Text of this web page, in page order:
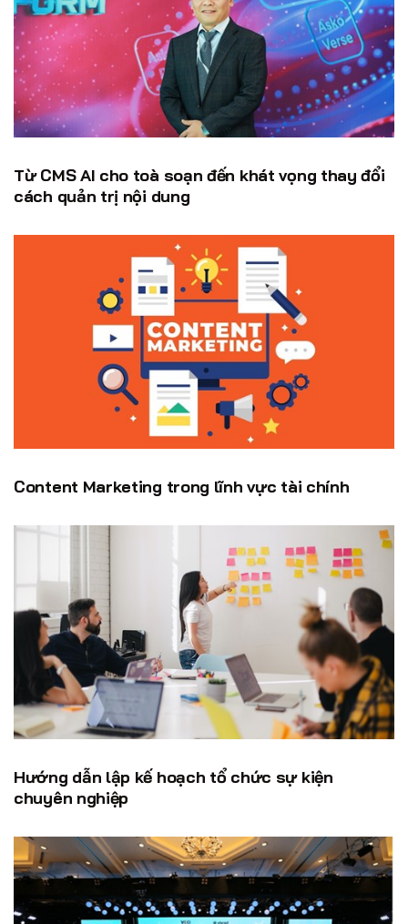
Từ CMS AI cho toà soạn đến khát vọng thay đổi
cách quản trị nội dung
Content Marketing trong lĩnh vực tài chính
Hướng dẫn lập kế hoạch tổ chức sự kiện
chuyên nghiệp